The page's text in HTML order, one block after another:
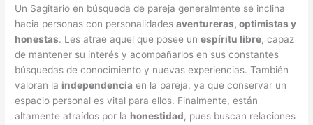
Un Sagitario en búsqueda de pareja generalmente se inclina
hacia personas con personalidadesaventureras, optimistas y
honestas. Les atrae aquel que posee unespíritu libre, capaz
de mantener su interés y acompañarlos en sus constantes
búsquedas de conocimiento y nuevas experiencias. También
valoran la independencia en la pareja, ya que conservar un
espacio personal es vital para ellos. Finalmente, están
altamente atraídos por la honestidad, pues buscan relaciones